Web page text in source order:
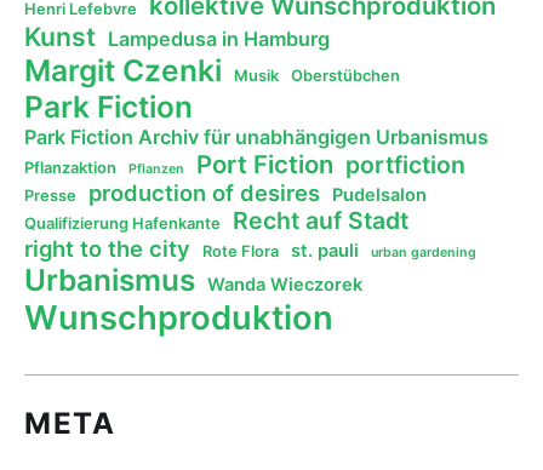
Henri Lefebvre
Kunst Lampedusa in Hamburg
Margit Czenki Musik Oberstübchen
Park Fiction
Park Fiction Archiv für unabhängigen Urbanismus
Pflanzaktion Pflanzen Port Fiction portfiction
Presse production of desires Pudelsalon
Qualifizierung Hafenkante Recht auf Stadt
right to the city Rote Flora st. pauli urban gardening
Urbanismus Wanda Wieczorek
Wunschproduktion
META